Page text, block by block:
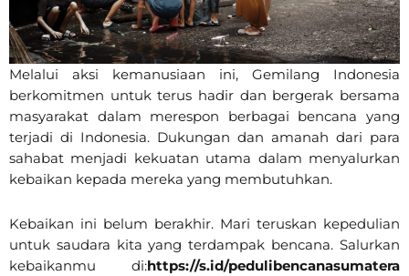
Melalui aksi kemanusiaan ini, Gemilang Indonesia
berkomitmen untuk terus hadir dan bergerak bersama
masyarakat dalam merespon berbagai bencana yang
terjadi di Indonesia. Dukungan dan amanah dari para
sahabat menjadi kekuatan utama dalam menyalurkan
kebaikan kepada mereka yang membutuhkan.
Kebaikan ini belum berakhir. Mari teruskan kepedulian
untuk saudara kita yang terdampak bencana. Salurkan
kebaikanmu di:https://s.id/pedulibencanasumatera